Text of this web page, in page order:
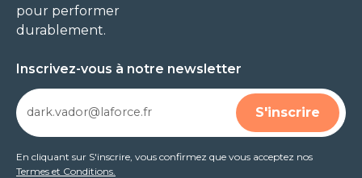
pour performer
durablement.
Inscrivez-vous à notre newsletter
En cliquant sur S'inscrire, vous confirmez que vous acceptez nos
Termes et Conditions.